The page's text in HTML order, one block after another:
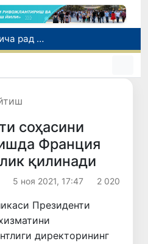
I ва II гуруҳ ногиронлиги бўлган фуқароларга пенсия проактив тарзда тайинланади
Бозорга чиқариладиган барча маҳсулотлар хавфсиз бўлиши шарт
соҳасини
Франция
қилинади
5 ноя 2021, 17:47 2 020
Президенти
директорининг